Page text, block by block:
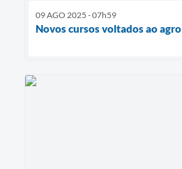
09 AGO 2025 - 07h59
Novos cursos voltados ao agro